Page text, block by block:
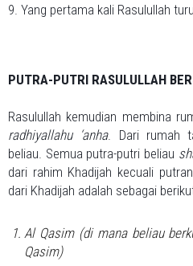
9. Yang pertama kali Rasulullah
PUTRA-PUTRI RASULULLAH
Rasulullah kemudian membina
radhiyallahu ‘anha. Dari rumah
beliau. Semua putra-putri beliau
dari rahim Khadijah kecuali
dari Khadijah adalah sebagai
Al Qasim (di mana beliau
Qasim)